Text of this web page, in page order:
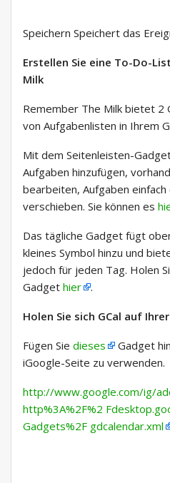
Speichern Speichert das
Erstellen Sie eine To-Do-
Milk
Remember The Milk bietet 2
von Aufgabenlisten in Ihrem
Mit dem Seitenleisten-
Aufgaben hinzufügen,
bearbeiten, Aufgaben
verschieben. Sie können es
Das tägliche Gadget fügt
kleines Symbol hinzu und
jedoch für jeden Tag. Holen
Gadget hier .
Holen Sie sich GCal auf
Fügen Sie dieses
Gadget
iGoogle-Seite zu verwenden.
http://www.google.com/ig/
http%3A%2F%2
Gadgets%2F gdcalendar.xml